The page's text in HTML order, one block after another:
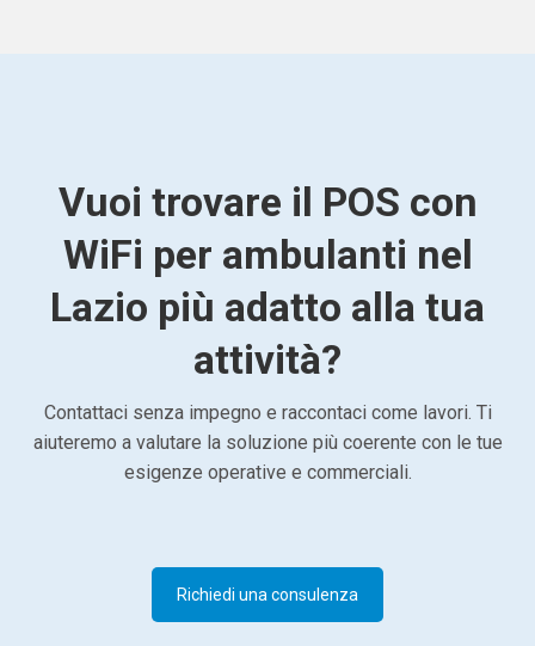
Vuoi trovare il POS con
WiFi per ambulanti nel
Lazio più adatto alla tua
attività?
Contattaci senza impegno e raccontaci come lavori. Ti
aiuteremo a valutare la soluzione più coerente con le tue
esigenze operative e commerciali.
Richiedi una consulenza